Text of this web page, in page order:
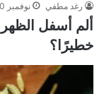
رغد مطفي نوفمبر 30, 2023
ألم أسفل
خطيرًا؟